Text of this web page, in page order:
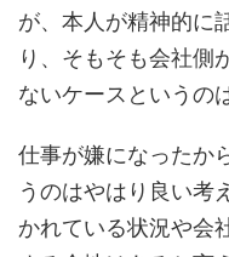
が、本人が精神的に
り、そもそも会社側
ないケースというの
仕事が嫌になったか
うのはやはり良い考
かれている状況や会